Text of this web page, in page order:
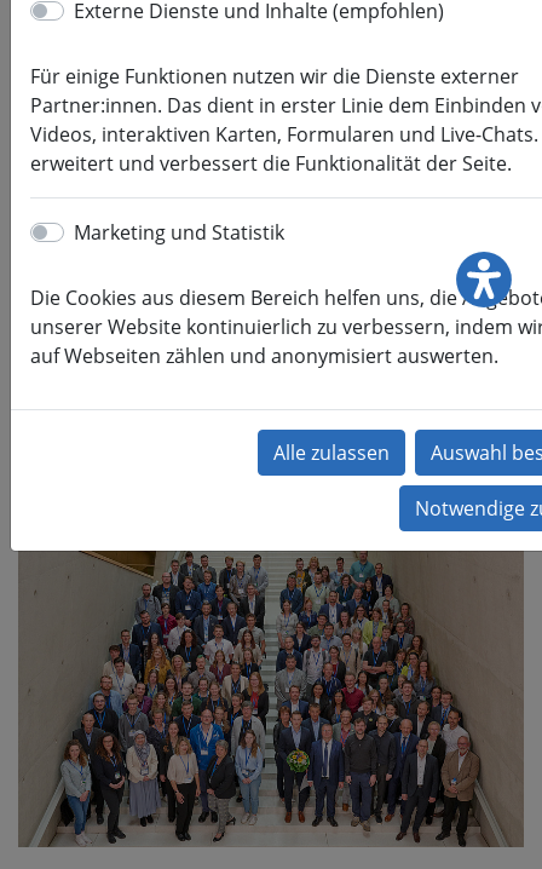
haben!
Vielen Dank an alle Teilnehmenden für die
interessanten und spannenden Beiträge sowie das
Externe Dienste und Inhalte (empfohlen)
Für einige Funktionen nutzen wir die Dienste externer
Partner:innen. Das dient in erster Linie dem Einbinden
Videos, interaktiven Karten, Formularen und Live-Chats.
erweitert und verbessert die Funktionalität der Seite.
Marketing und Statistik
Die Cookies aus diesem Bereich helfen uns, die
unserer Website kontinuierlich zu verbessern, indem
auf Webseiten zählen und anonymisiert auswerten.